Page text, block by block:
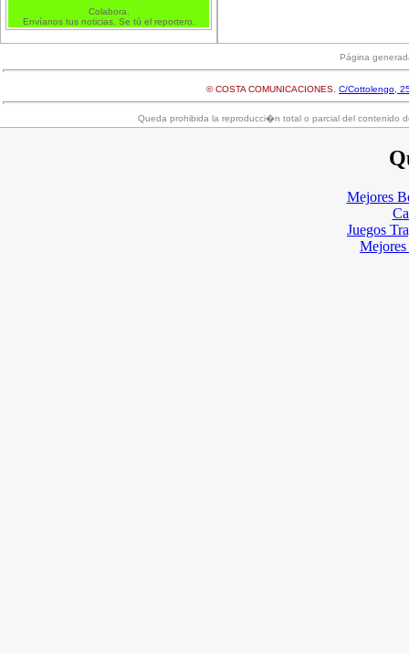
Colabora.
Envíanos tus noticias. Se tú el reportero.
Página
© COSTA COMUNICACIONES. C/Cottolengo,
Queda prohibida la reproducci�n total o parcial del contenido
Mejores
Juegos